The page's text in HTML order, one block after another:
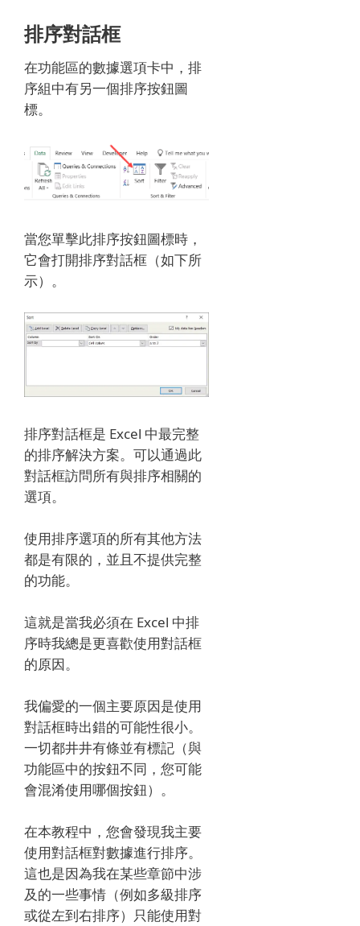
排序對話框
在功能區的數據選項卡中，排
序組中有另一個排序按鈕圖
標。
當您單擊此排序按鈕圖標時，
它會打開排序對話框（如下所
示）。
排序對話框是 Excel 中最完整
的排序解決方案。 可以通過此
對話框訪問所有與排序相關的
選項。
使用排序選項的所有其他方法
都是有限的，並且不提供完整
的功能。
這就是當我必須在 Excel 中排
序時我總是更喜歡使用對話框
的原因。
我偏愛的一個主要原因是使用
對話框時出錯的可能性很小。
一切都井井有條並有標記（與
功能區中的按鈕不同，您可能
會混淆使用哪個按鈕）。
在本教程中，您會發現我主要
使用對話框對數據進行排序。
這也是因為我在某些章節中涉
及的一些事情（例如多級排序
或從左到右排序）只能使用對